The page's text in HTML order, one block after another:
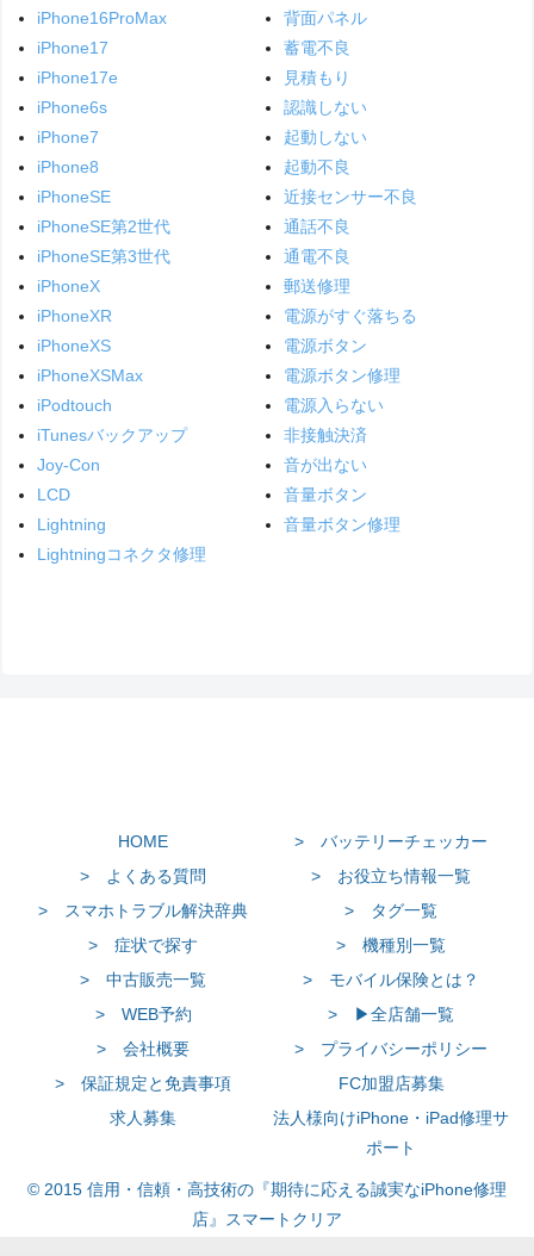
iPhone16ProMax
iPhone17
iPhone17e
iPhone6s
iPhone7
iPhone8
iPhoneSE
iPhoneSE第2世代
iPhoneSE第3世代
iPhoneX
iPhoneXR
iPhoneXS
iPhoneXSMax
iPodtouch
iTunesバックアップ
Joy-Con
LCD
Lightning
Lightningコネクタ修理
背面パネル
蓄電不良
見積もり
認識しない
起動しない
起動不良
近接センサー不良
通話不良
通電不良
郵送修理
電源がすぐ落ちる
電源ボタン
電源ボタン修理
電源入らない
非接触決済
音が出ない
音量ボタン
音量ボタン修理
HOME
> バッテリーチェッカー
> よくある質問
> お役立ち情報一覧
> スマホトラブル解決辞典
> タグ一覧
> 症状で探す
> 機種別一覧
> 中古販売一覧
> モバイル保険とは？
> WEB予約
> ▶全店舗一覧
> 会社概要
> プライバシーポリシー
> 保証規定と免責事項
FC加盟店募集
求人募集
法人様向けiPhone・iPad修理サ
ポート
© 2015 信用・信頼・高技術の『期待に応える誠実なiPhone修理
店』スマートクリア